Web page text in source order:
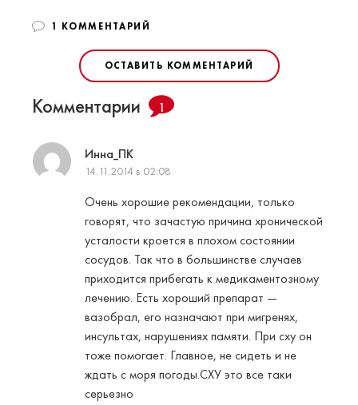
1 КОММЕНТАРИЙ
ОСТАВИТЬ КОММЕНТАРИЙ
Комментарии 1
Инна_ПК
14.11.2014 в 02:08
Очень хорошие рекомендации, только
говорят, что зачастую причина хронической
усталости кроется в плохом состоянии
сосудов. Так что в большинстве случаев
приходится прибегать к медикаментозному
лечению. Есть хороший препарат —
вазобрал, его назначают при мигренях,
инсультах, нарушениях памяти. При сху он
тоже помогает. Главное, не сидеть и не
ждать с моря погоды.СХУ это все таки
серьезно